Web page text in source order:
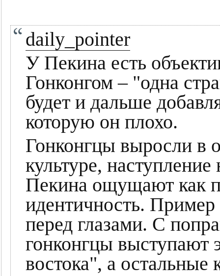
daily_pointer
У Пекина есть
Гонконгом – "одна
будет и дальше
которую он плохо.
Гонконгцы выросли в
культуре,
Пекина ощущают как
идентичность.
перед глазами. С
гонконгцы
востока", а